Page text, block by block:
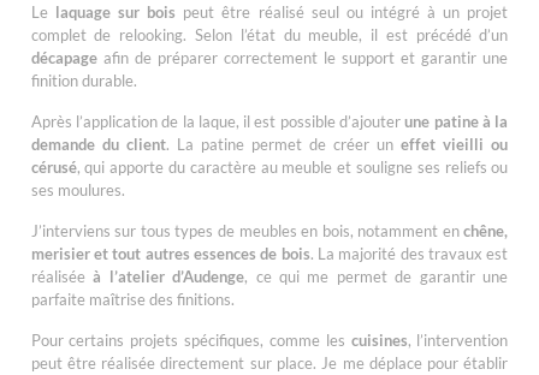
Le laquage sur bois peut être réalisé seul ou intégré à un projet
complet de relooking. Selon l’état du meuble, il est précédé d’un
décapageafin de préparer correctement le support et garantir une
finition durable.
Après l’application de la laque, il est possible d’ajouterune patine à la
demande du client. La patine permet de créer uneffet vieilli ou
cérusé, qui apporte du caractère au meuble et souligne ses reliefs ou
ses moulures.
J’interviens sur tous types de meubles en bois, notamment enchêne,
merisier et tout autres essences de bois. La majorité des travaux est
réaliséeà l’atelier d’Audenge, ce qui me permet de garantir une
parfaite maîtrise des finitions.
Pour certains projets spécifiques, comme les cuisines, l’intervention
peut être réalisée directement sur place. Je me déplace pour établir